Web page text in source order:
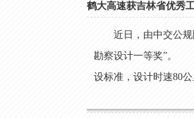
鹤大高速获吉林省优秀
近日，由中交公
勘察设计一等奖”。
设标准，设计时速80